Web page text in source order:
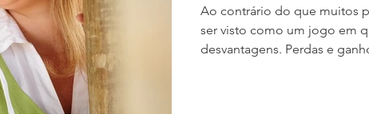
Ao contrário do que muitos
ser visto como um jogo em
desvantagens. Perdas e